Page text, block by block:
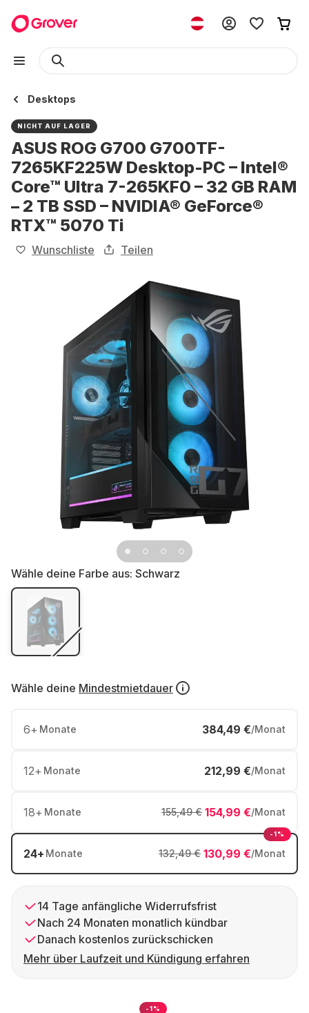
Desktops
NICHT AUF LAGER
ASUS ROG G700 G700TF-
7265KF225W Desktop-PC – Intel®
Core™ Ultra 7-265KF0 – 32 GB RAM
– 2 TB SSD – NVIDIA® GeForce®
RTX™ 5070 Ti
Wunschliste Teilen
Wähle deine Farbe aus: Schwarz
Wähle deine Mindestmietdauer
6+ Monate 384,49 €/Monat
12+ Monate 212,99 €/Monat
18+ Monate 154,99 €/Monat
155,49 €
24+ Monate 130,99 €/Monat
132,49 €
-1%
14 Tage anfängliche Widerrufsfrist
Nach 24 Monaten monatlich kündbar
Danach kostenlos zurückschicken
Mehr über Laufzeit und Kündigung erfahren
-1%